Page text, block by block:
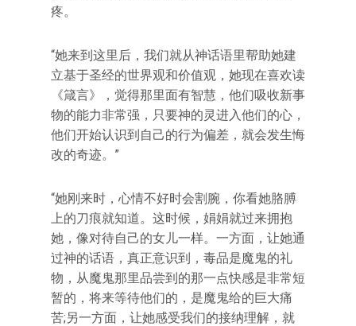
疼。
“她来到这里后，我们就从神话语里帮助她建
立基于圣经的世界观和价值观，她现在喜欢读
《箴言》，觉得那里面有智慧，他们吸收新事
物的能力非常强，只要神的灵进入他们的心，
他们开始认识到自己的行为偏差，就会发生悔
改的奇迹。”
“她刚来时，心情不好时会割腕，你看她胳膊
上的刀痕就知道。这时候，娟娟就过来拥抱
她，像对待自己的女儿一样。一方面，让她通
过神的话语，真正意识到，毒品是魔鬼的礼
物，从魔鬼那里品尝到的那一点快感是非常短
暂的，将来等待他们的，是魔鬼给的巨大痛
苦;另一方面，让她感受我们的接纳理解，就